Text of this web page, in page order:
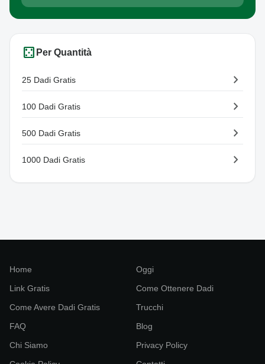
casino Per Quantità
25 Dadi Gratis chevron_right
100 Dadi Gratis chevron_right
500 Dadi Gratis chevron_right
1000 Dadi Gratis chevron_right
Home
Oggi
Link Gratis
Come Ottenere Dadi
Come Avere Dadi Gratis
Trucchi
FAQ
Blog
Chi Siamo
Privacy Policy